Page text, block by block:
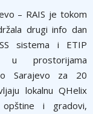
– RAIS je tokom
drugi info dan
sistema i ETIP
u prostorijama
Sarajevo za 20
lokalnu QHelix
i gradovi,